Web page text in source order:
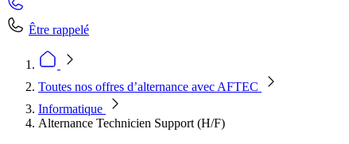
Être rappelé
Toutes nos offres d’alternance avec AFTEC
Informatique
Alternance Technicien Support (H/F)